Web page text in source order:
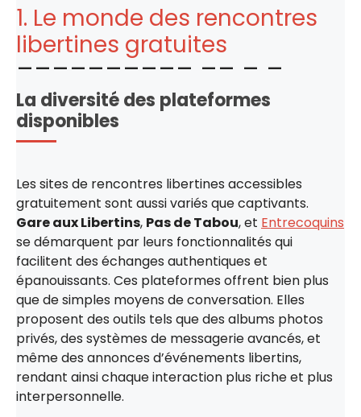
1. Le monde des rencontres
libertines gratuites
La diversité des plateformes
disponibles
Les sites de rencontres libertines accessibles
gratuitement sont aussi variés que captivants.
Gare aux Libertins, Pas de Tabou, et Entrecoquins
se démarquent par leurs fonctionnalités qui
facilitent des échanges authentiques et
épanouissants. Ces plateformes offrent bien plus
que de simples moyens de conversation. Elles
proposent des outils tels que des albums photos
privés, des systèmes de messagerie avancés, et
même des annonces d’événements libertins,
rendant ainsi chaque interaction plus riche et plus
interpersonnelle.